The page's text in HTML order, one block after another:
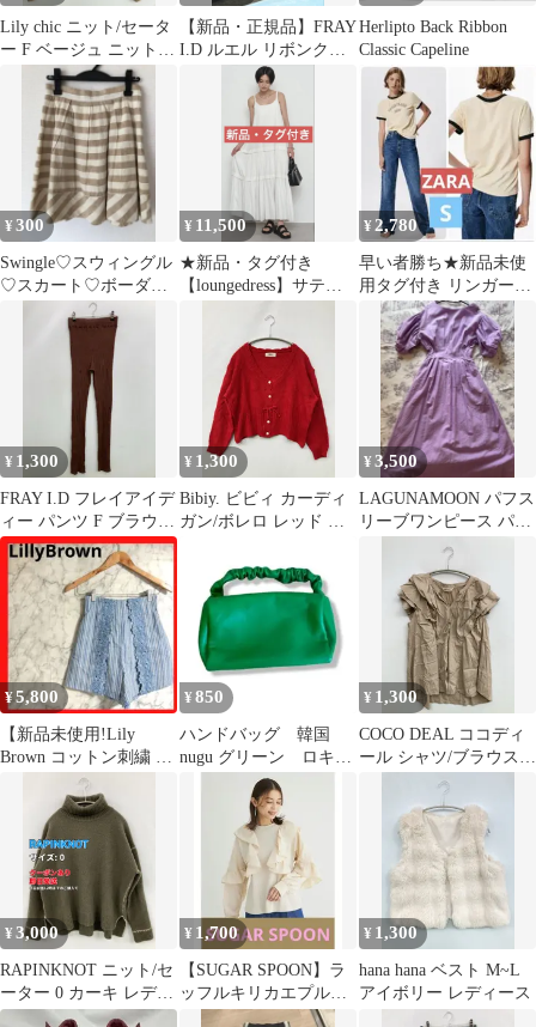
Lily chic ニット/セータ
ー F ベージュ ニット
無地 ショート丈 長袖 V
ネック レディース
【新品・正規品】FRAY
I.D ルエル リボンクリ
アミドルバッグ LBLU
Herlipto Back Ribbon
Classic Capeline
¥300
Swingle♡スウィングル
♡スカート♡ボーダー
♡ストライプ♡刺繍♡
ベージュ/
¥ 11,500
★新品・タグ付き
【loungedress】サテン
¥2,780
早い者勝ち★新品未使
用タグ付き リンガーT
ZARA シンプルコーデ
¥ 1,300
FRAY I.D フレイアイデ
ィー パンツ F ブラウン
レディース
¥ 1,300
Bibiy. ビビィ カーディ
ガン/ボレロ レッド コ
ョート丈 長袖 レディー
¥3,500
LAGUNAMOON パフス
リーブワンピース パー
¥5,800
【新品未使用!Lily
Brown コットン刺繍 シ
ョートパンツ サイズ
¥ 850
ハンドバッグ 韓国
nugu グリーン ロキ
エ itimi 奇抜 個性
¥ 1,300
COCO DEAL ココディ
ール シャツ/ブラウス 2
ベージュ ナイロン 無地
フリル 袖なし ミドル丈
レディース
¥3,000
RAPINKNOT ニット/セ
ーター 0 カーキ レディ
ース
¥ 1,700
【SUGAR SPOON】ラ
ッフルキリカエプルオ
ーバー
¥ 1,300
hana hana ベスト M~L
アイボリー レディース